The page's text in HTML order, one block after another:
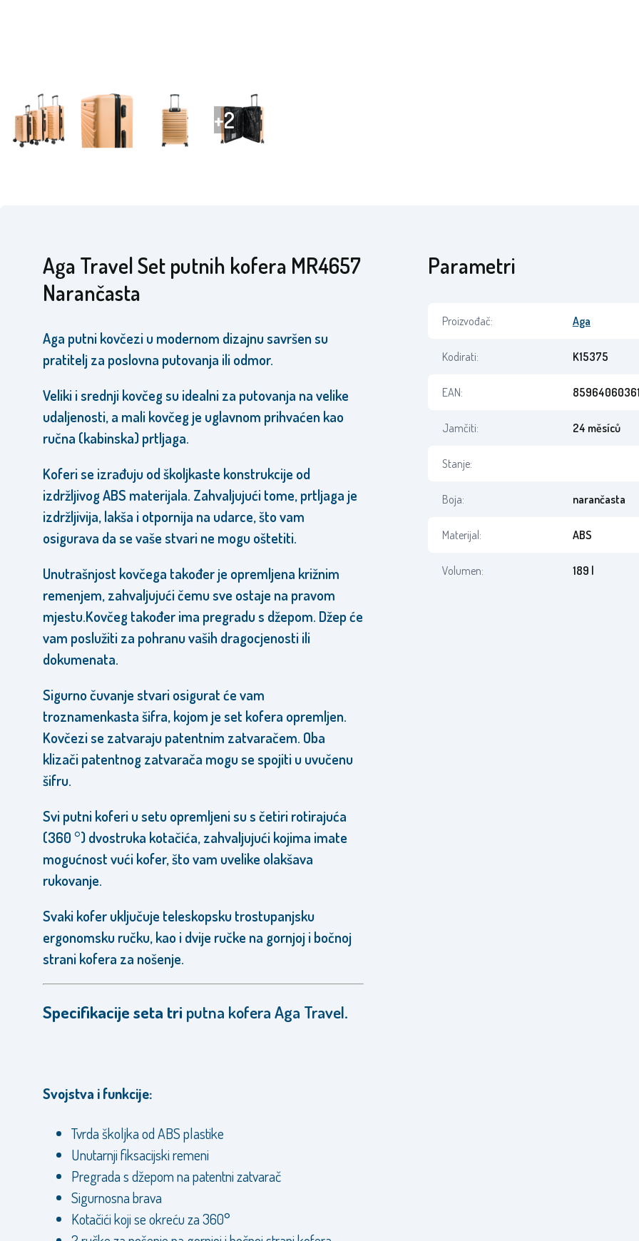
Aga Travel Set putnih kofera MR4657
Narančasta
Aga putni kovčezi u modernom dizajnu savršen su
pratitelj za poslovna putovanja ili odmor.
Veliki i srednji kovčeg su idealni za putovanja na velike
udaljenosti, a mali kovčeg je uglavnom prihvaćen kao
ručna (kabinska) prtljaga.
Koferi se izrađuju od školjkaste konstrukcije od
izdržljivog ABS materijala. Zahvaljujući tome, prtljaga je
izdržljivija, lakša i otpornija na udarce, što vam
osigurava da se vaše stvari ne mogu oštetiti.
Unutrašnjost kovčega također je opremljena križnim
remenjem, zahvaljujući čemu sve ostaje na pravom
mjestu.Kovčeg također ima pregradu s džepom. Džep će
vam poslužiti za pohranu vaših dragocjenosti ili
dokumenata.
Sigurno čuvanje stvari osigurat će vam
troznamenkasta šifra, kojom je set kofera opremljen.
Kovčezi se zatvaraju patentnim zatvaračem. Oba
klizači patentnog zatvarača mogu se spojiti u uvučenu
šifru.
Svi putni koferi u setu opremljeni su s četiri rotirajuća
(360 °) dvostruka kotačića, zahvaljujući kojima imate
mogućnost vući kofer, što vam uvelike olakšava
rukovanje.
Svaki kofer uključuje teleskopsku trostupanjsku
ergonomsku ručku, kao i dvije ručke na gornjoj i bočnoj
strani kofera za nošenje.
Specifikacije seta tri putna kofera Aga Travel.
Svojstva i funkcije:
Tvrda školjka od ABS plastike
Unutarnji fiksacijski remeni
Pregrada s džepom na patentni zatvarač
Sigurnosna brava
Kotačići koji se okreću za 360°
Parametri
Proizvođač: Aga
Kodirati: K15375
EAN:
Jamčiti: 24 měsíců
Stanje:
Boja: narančasta
Materijal: ABS
Volumen: 189 l